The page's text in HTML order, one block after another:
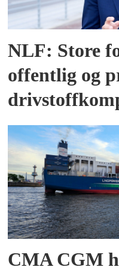
NLF: Store
offentlig og
CMA CGM